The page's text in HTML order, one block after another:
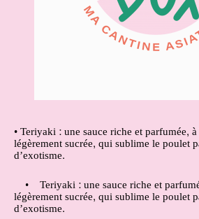
• Teriyaki : une sauce riche et parfumée,
légèrement sucrée, qui sublime le poulet
d’exotisme.
• Teriyaki : une sauce riche et
légèrement sucrée, qui sublime le poulet
d’exotisme.